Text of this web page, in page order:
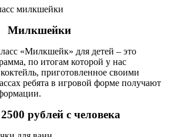
Милкшейки
«Милкшейк» для детей – это
по итогам которой у нас
приготовленное своими
ребята в игровой форме получают
рублей с человека